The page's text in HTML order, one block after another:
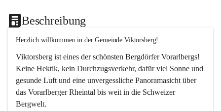
Beschreibung
Herzlich willkommen in der Gemeinde Viktorsberg!
Viktorsberg ist eines der schönsten Bergdörfer Vorarlbergs!
Keine Hektik, kein Durchzugsverkehr, dafür viel Sonne und
gesunde Luft und eine unvergessliche Panoramasicht über
das Vorarlberger Rheintal bis weit in die Schweizer
Bergwelt.